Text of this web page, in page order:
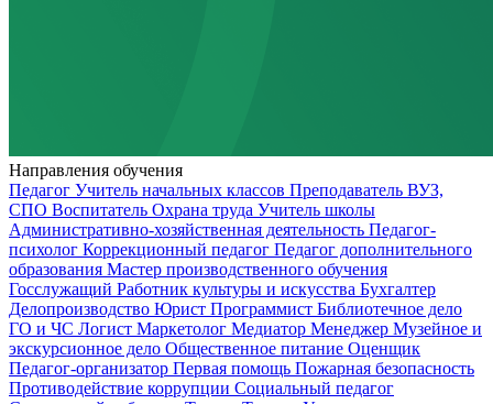
Направления обучения
Педагог Учитель начальных классов Преподаватель ВУЗ,
СПО Воспитатель Охрана труда Учитель школы
Административно-хозяйственная деятельность Педагог-
психолог Коррекционный педагог Педагог дополнительного
образования Мастер производственного обучения
Госслужащий Работник культуры и искусства Бухгалтер
Делопроизводство Юрист Программист Библиотечное дело
ГО и ЧС Логист Маркетолог Медиатор Менеджер Музейное и
экскурсионное дело Общественное питание Оценщик
Педагог-организатор Первая помощь Пожарная безопасность
Противодействие коррупции Социальный педагог